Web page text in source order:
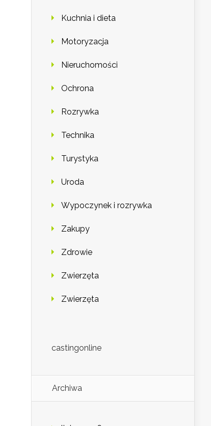
Kuchnia i dieta
Motoryzacja
Nieruchomości
Ochrona
Rozrywka
Technika
Turystyka
Uroda
Wypoczynek i rozrywka
Zakupy
Zdrowie
Zwierzęta
Zwierzęta
castingonline
Archiwa